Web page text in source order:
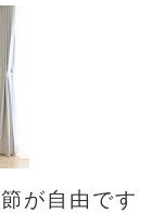
が自由です